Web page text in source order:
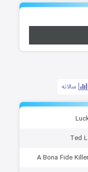
سالانه